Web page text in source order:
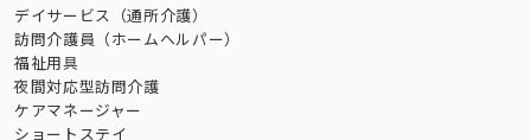
デイサービス（通所介護）
訪問介護員（ホームヘルパー）
福祉用具
夜間対応型訪問介護
ケアマネージャー
ショートステイ